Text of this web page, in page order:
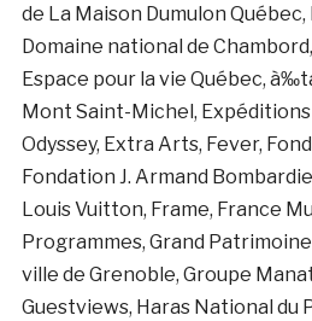
de La Maison Dumulon Québec,
Domaine national de
Espace pour la vie Québec,
Mont Saint-Michel,
Odyssey, Extra Arts, Fever,
Fondation J. Armand
Louis Vuitton, Frame, France
Programmes, Grand
ville de Grenoble, Groupe
Guestviews, Haras National du